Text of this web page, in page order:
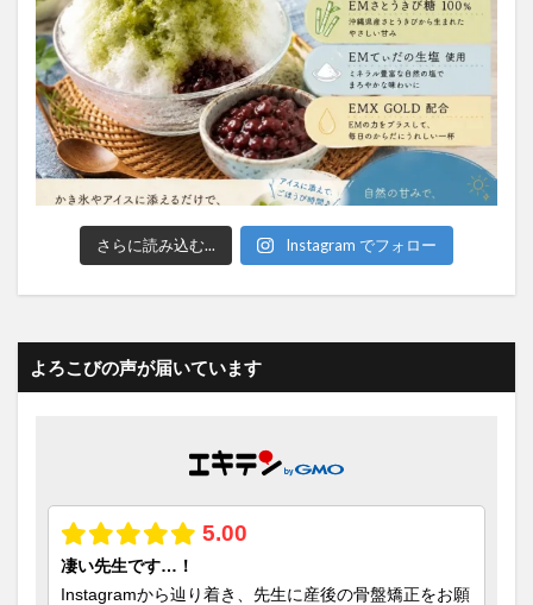
さらに読み込む... Instagram でフォロー
よろこびの声が届いています